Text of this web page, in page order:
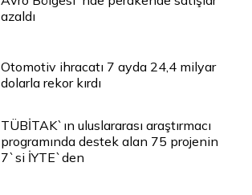
azaldı
Otomotiv ihracatı 7 ayda 24,4 milyar
dolarla rekor kırdı
TÜBİTAK`ın uluslararası araştırmacı
programında destek alan 75 projenin
7`si İYTE`den